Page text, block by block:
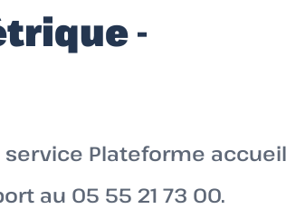
-
service Plateforme accueil
au 05 55 21 73 00.